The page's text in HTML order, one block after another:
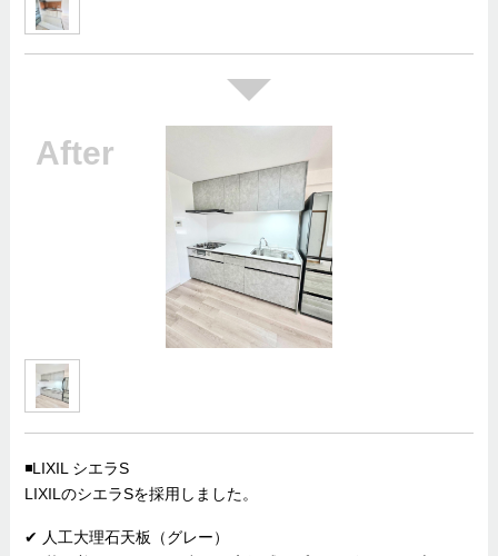
◾️LIXIL シエラS
LIXIL のシエラSを採用しました。
✔︎ 人工大理石天板（グレー）